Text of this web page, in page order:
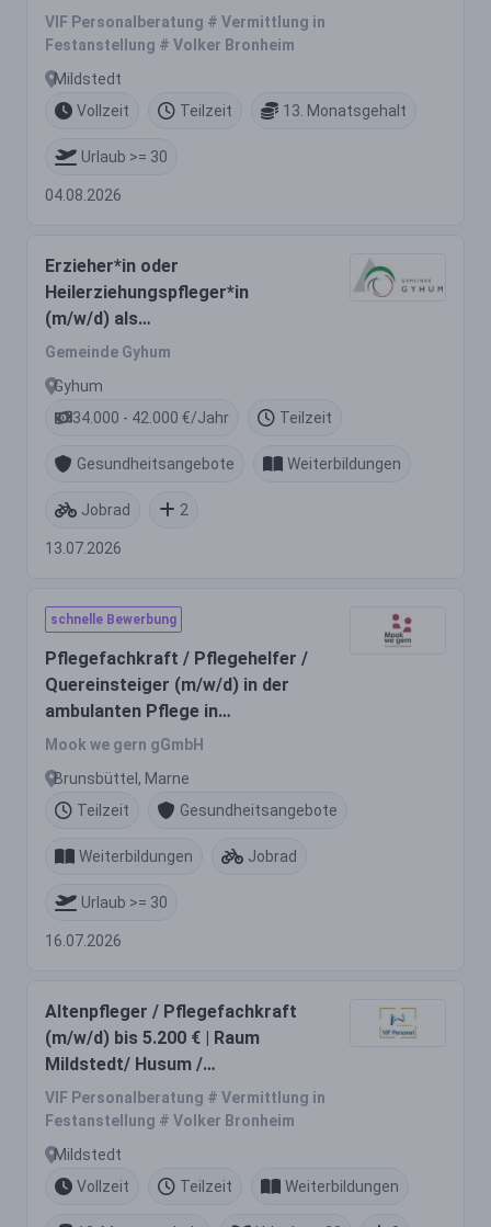
VIF Personalberatung # Vermittlung in
Festanstellung # Volker Bronheim
Mildstedt
Vollzeit
Teilzeit 13. Monatsgehalt
Urlaub >= 30
04.08.2026
Erzieher*in oder
Heilerziehungspfleger*in
(m/w/d) als
Dauervertretungskraft - Kita
Gemeinde Gyhum
Gyhum
34.000 - 42.000 €/Jahr
Teilzeit
Gesundheitsangebote Weiterbildungen
Jobrad 2
13.07.2026
schnelle Bewerbung
Pflegefachkraft / Pflegehelfer /
Quereinsteiger (m/w/d) in der
ambulanten Pflege in
Brunsbüttel und Marne
Mook we gern gGmbH
Brunsbüttel, Marne
Teilzeit
Gesundheitsangebote
Weiterbildungen Jobrad
Urlaub >= 30
16.07.2026
Altenpfleger / Pflegefachkraft
(m/w/d) bis 5.200 € | Raum
Mildstedt/ Husum /
Nordfriesland
VIF Personalberatung # Vermittlung in
Festanstellung # Volker Bronheim
Mildstedt
Vollzeit
Teilzeit Weiterbildungen